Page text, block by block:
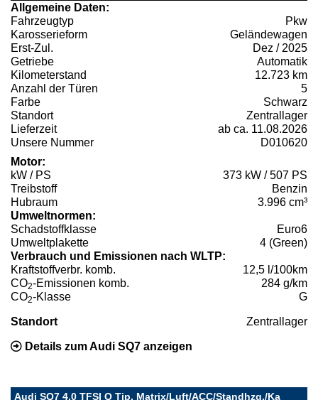
Allgemeine Daten:
Fahrzeugtyp
Pkw
Karosserieform
Geländewagen
Erst-Zul.
Dez / 2025
Getriebe
Automatik
Kilometerstand
12.723 km
Anzahl der Türen
5
Farbe
Schwarz
Standort
Zentrallager
Lieferzeit
ab ca. 11.08.2026
Unsere Nummer
D010620
Motor:
kW / PS
373 kW / 507 PS
Treibstoff
Benzin
Hubraum
3.996 cm³
Umweltnormen:
Schadstoffklasse
Euro6
Umweltplakette
4 (Green)
Verbrauch und Emissionen nach WLTP:
Kraftstoffverbr. komb.
12,5 l/100km
CO2-Emissionen komb.
284 g/km
CO2-Klasse G
Standort Zentrallager
Details zum Audi SQ7 anzeigen
Audi SQ7 4.0 TFSI Q Tip. Matrix/Luft/ACC/Standhzg./Ka